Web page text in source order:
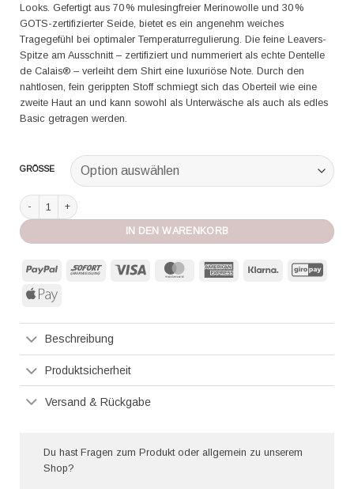
Looks. Gefertigt aus 70 % mulesingfreier Merinowolle und 30 %
GOTS-zertifizierter Seide, bietet es ein angenehm weiches
Tragegefühl bei optimaler Temperaturregulierung. Die feine Leavers-
Spitze am Ausschnitt – zertifiziert und nummeriert als echte Dentelle
de Calais® – verleiht dem Shirt eine luxuriöse Note. Durch den
nahtlosen, fein gerippten Stoff schmiegt sich das Oberteil wie eine
zweite Haut an und kann sowohl als Unterwäsche als auch als edles
Basic getragen werden.
GRÖSSE
Oscalito Oberteil halbarm 3414 champagner Menge
IN DEN WARENKORB
PayPal Sofort MasterCard American
Klarna
Apple
Beschreibung
Produktsicherheit
Versand & Rückgabe
Du hast Fragen zum Produkt oder allgemein zu unserem
Shop?